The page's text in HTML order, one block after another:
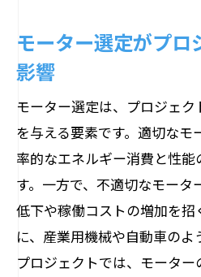
モーター選定がプロ
影響
モーター選定は、プロジェ
を与える要素です。適切なモ
率的なエネルギー消費と性
す。一方で、不適切なモータ
低下や稼働コストの増加を
に、産業用機械や自動車の
プロジェクトでは、モータ